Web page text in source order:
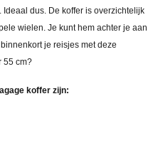
dus. De koffer is overzichtelijk
wielen. Je kunt hem achter je aan
je reisjes met deze
55 cm?
koffer zijn: